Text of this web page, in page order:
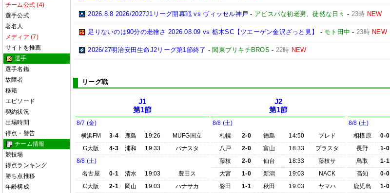
チーム公式 (4)
選手公式
著名人
メディア (7)
サイトを推薦
選手
選手名鑑
故障者
移籍
エピソード
契約状況
出場時間
得点・警告
チーム情報
競技場
得点ランキング
勝ち点推移
年齢構成
2026.8.8 2026/2027J1リーグ開幕戦 vs ヴィッセル神戸 - アビスパな初老男、徒然な日々 - 23時 NEW
足りないのは90分の老獪さ 2026.08.09 vs 栃木SC【ツエーゲン金沢ざっと見】 - モト田中 - 23時 NEW
2026/27明治安田生命J2リーグ第1節終了 - 関東ブリキチBROS - 22時 NEW
リーグ戦
J1
第1節
8/7 (金)
横浜FM
3-4 鹿島 19:26
MUFG国立
G大阪
4-3 浦和 19:33
パナスタ
8/8 (土)
名古屋
0-1 清水 19:03
豊田ス
C大阪
2-1 岡山 19:03
ハナサカ
J2
第1節
8/8 (土)
札幌
2-0 徳島 14:50
プレド
八戸
2-0 富山 18:33
プラスタ
藤枝
2-0 仙台 18:33
藤枝サ
大宮
1-0 新潟 19:03
NACK
磐田
1-1 秋田 19:03
ヤマハ
8/8 (土)
相模原
0-0
長野
1-0
鳥取
1-1
高知
0-0
鹿児島
1-0